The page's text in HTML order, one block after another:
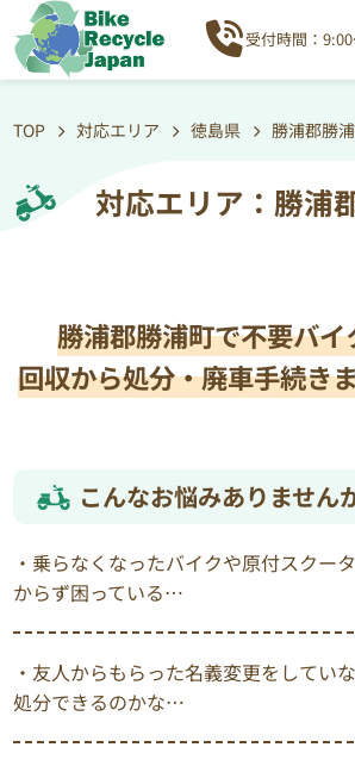
受付時間：
TOP 対応エリア 徳島県 勝浦郡勝
対応エリア：勝浦
勝浦郡勝浦町で不要バ
回収から処分・廃車手続き
こんなお悩みありません
・乗らなくなったバイクや原付スクー
からず困っている…
・友人からもらった名義変更をしてい
処分できるのかな…